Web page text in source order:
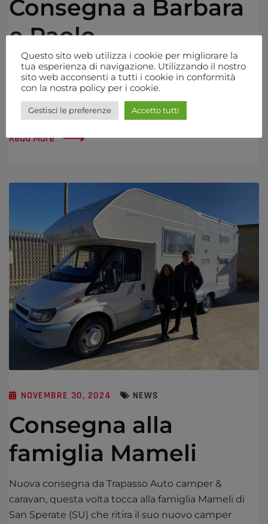
Consegna a Barbara
e Paolo
Nuova consegna da Trapasso Auto camper &
caravan, questa volta tocca a Barbara e Paolo di
come nuovo.
Read More
NOVEMBRE 30, 2024 NEWS
Consegna alla
famiglia Mameli
Nuova consegna da Trapasso Auto camper &
caravan, questa volta tocca alla famiglia Mameli di
San Sperate (SU) che ritira il suo nuovo camper
Questo sito web utilizza i cookie per migliorare la
tua esperienza di navigazione. Utilizzando il nostro
sito web acconsenti a tutti i cookie in conformità
con la nostra policy per i cookie.
Gestisci le preferenze Accetto tutti